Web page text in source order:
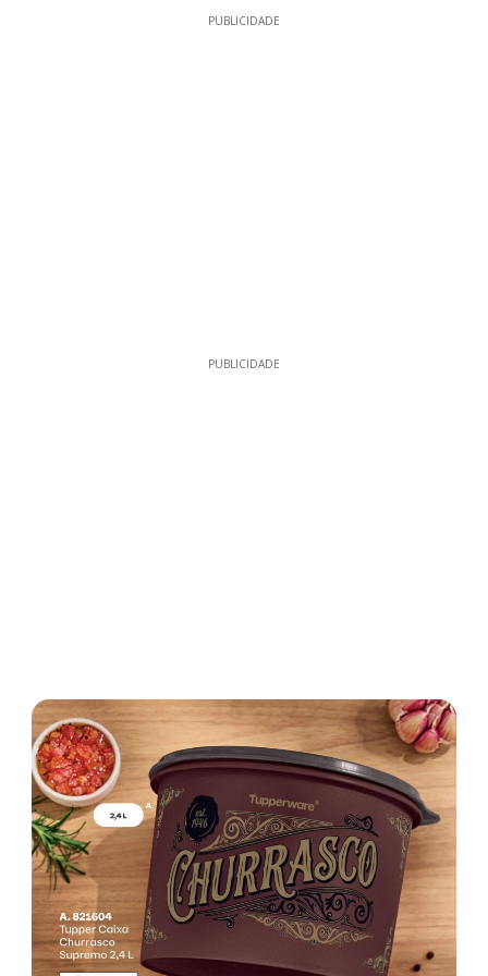
PUBLICIDADE
PUBLICIDADE